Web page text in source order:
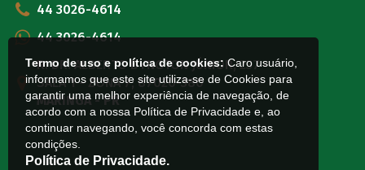
Termo de uso e política de cookies: Caro usuário,
informamos que este site utiliza-se de Cookies para
garantir uma melhor experiência de navegação, de
acordo com a nossa Política de Privacidade e, ao
continuar navegando, você concorda com estas
condições.
Política de Privacidade.
44 3026-4614
44 3026-4614
R. DR. ALBERTO BYNGTON JÚNIOR, 237 -
SALA 1 - ZONA 7, 87020-380
MARINGÁ - PR